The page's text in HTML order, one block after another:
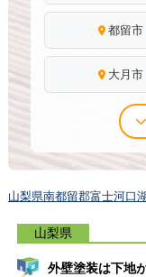
都留市
大月市
山梨県南都留郡富士河口
山梨県
外壁塗装は下地